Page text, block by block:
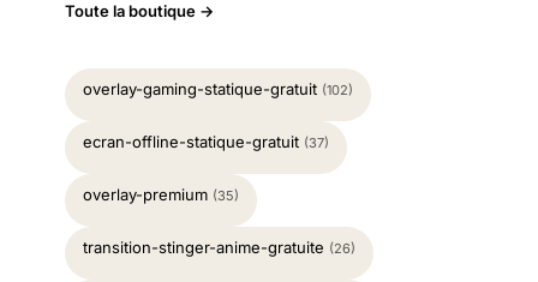
Toute la boutique →
overlay-gaming-statique-gratuit (102)
ecran-offline-statique-gratuit (37)
overlay-premium (35)
transition-stinger-anime-gratuite (26)